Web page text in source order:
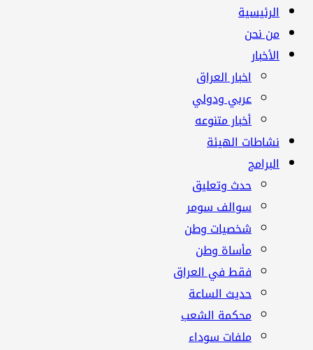
القائمة
الرئيسية
الرئيسية
من نحن
الأخبار
اخبار العراق
عربي ودولي
أخبار متنوعه
نشاطات الهيئة
البرامج
حدث وتعليق
سوالف سومر
شخصيات وطن
مأساة وطن
فقط في العراق
حديث الساعة
محكمة الشعب
ملفات سوداء